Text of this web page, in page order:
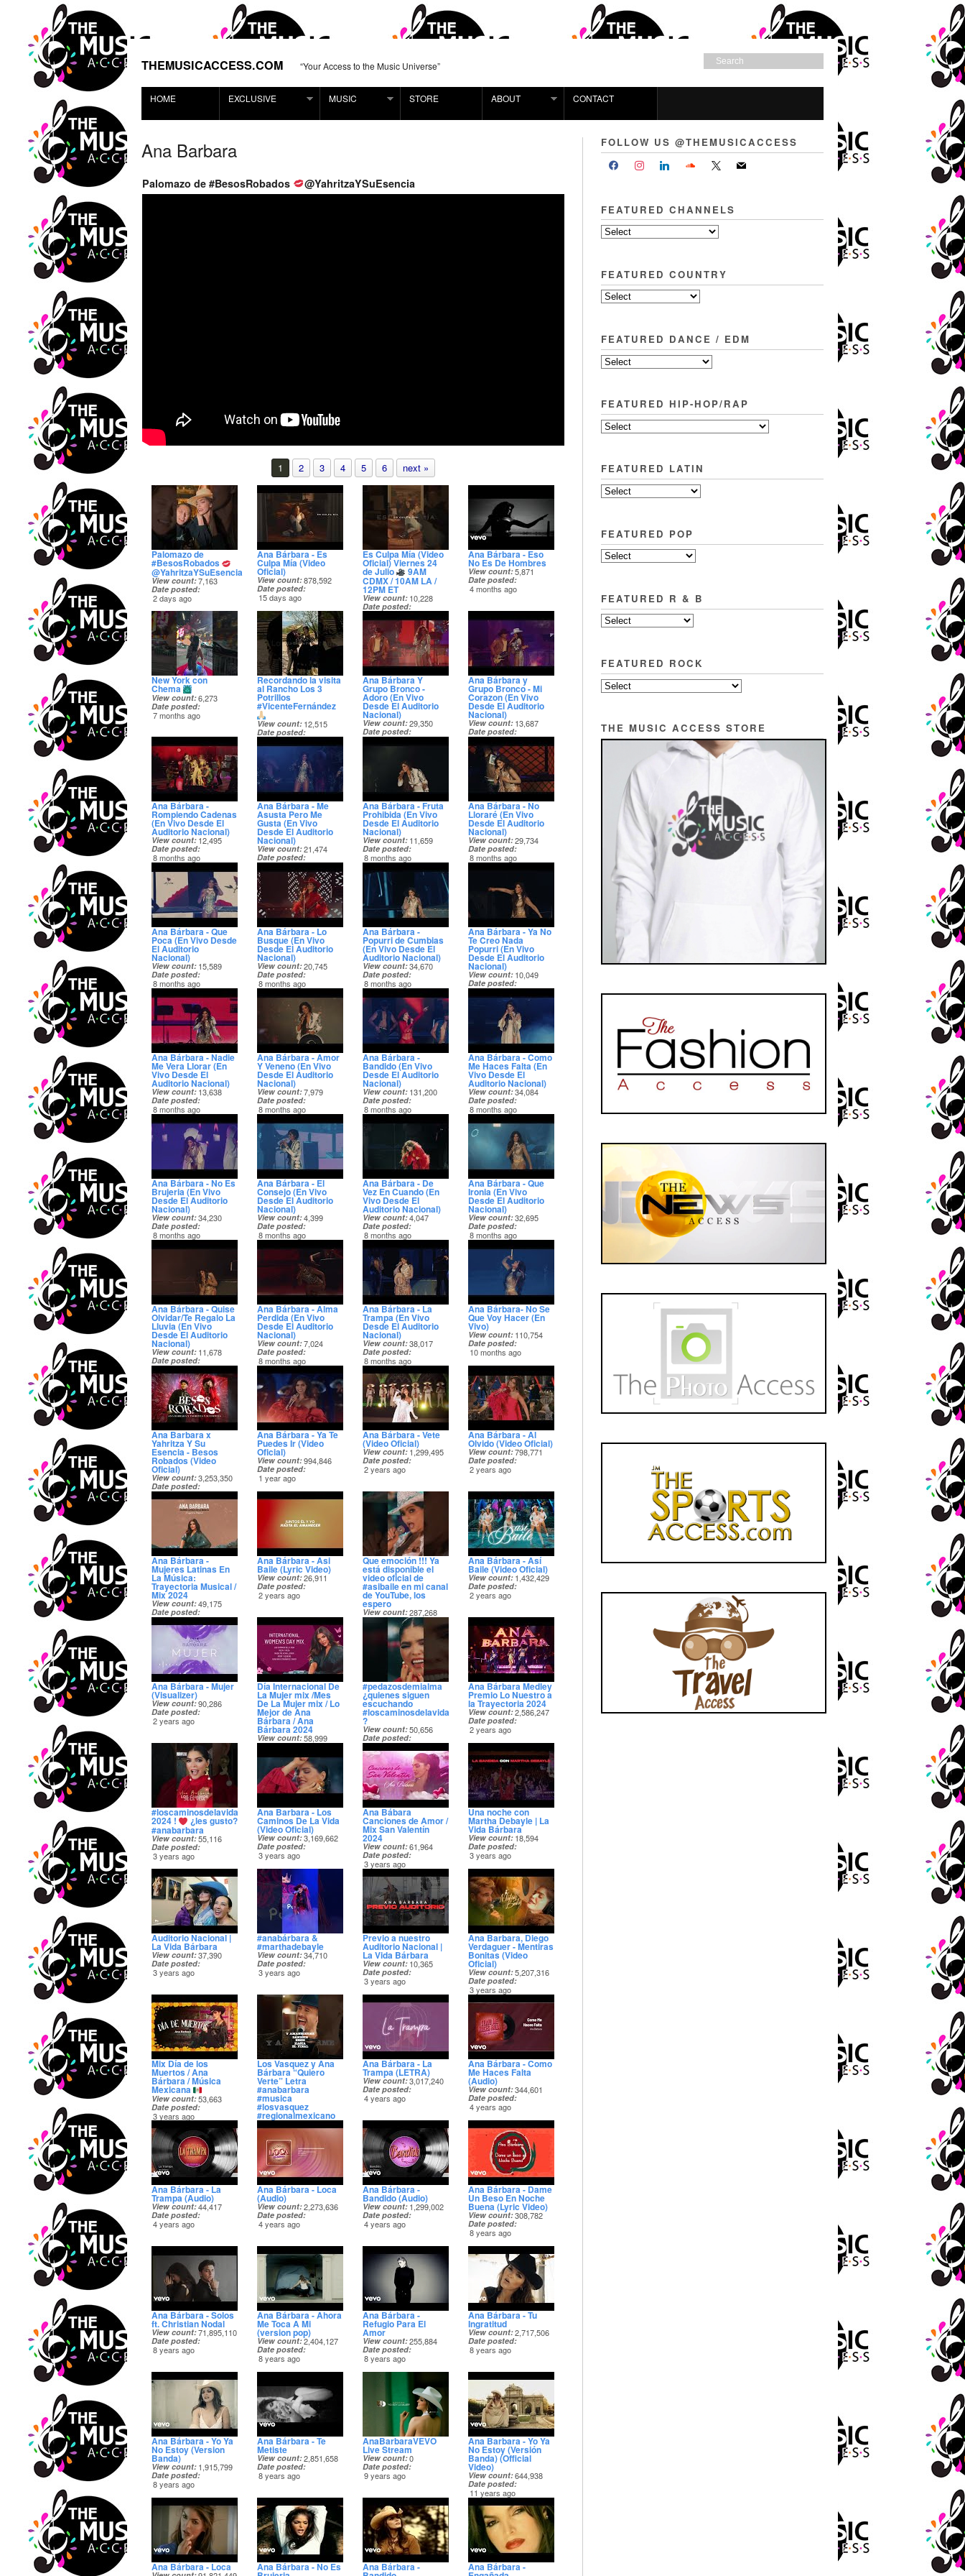
THEMUSICACCESS.COM “Your Access to the Music Universe”
HOME EXCLUSIVE MUSIC STORE ABOUT CONTACT
Ana Barbara
Palomazo de #BesosRobados @YahritzaYSuEsencia
1 2 3 4 5 6 next »
Palomazo de
#BesosRobados
@YahritzaYSuEsencia
View count 7,163
Date posted
2 days ago
Ana Bárbara - Es
Culpa Mía (Video
Oficial)
View count 878,592
Date posted
15 days ago
Es Culpa Mía (Video
Oficial) Viernes 24
de Julio 9AM
CDMX / 10AM LA /
12PM ET
View count 10,228
Date posted
17 days ago
Ana Bárbara - Eso
No Es De Hombres
View count 5,871
Date posted
4 months ago
New York con
Chema
View count 6,273
Date posted
7 months ago
Recordando la visita
al Rancho Los 3
Potrillos
#VicenteFernández
View count 12,515
Date posted
8 months ago
Ana Bárbara Y
Grupo Bronco -
Adoro (En Vivo
Desde El Auditorio
Nacional)
View count 29,350
Date posted
8 months ago
Ana Bárbara y
Grupo Bronco - Mi
Corazon (En Vivo
Desde El Auditorio
Nacional)
View count 13,687
Date posted
8 months ago
Ana Bárbara -
Rompiendo Cadenas
(En Vivo Desde El
Auditorio Nacional)
View count 12,495
Date posted
8 months ago
Ana Bárbara - Me
Asusta Pero Me
Gusta (En Vivo
Desde El Auditorio
Nacional)
View count 21,474
Date posted
8 months ago
Ana Bárbara - Fruta
Prohibida (En Vivo
Desde El Auditorio
Nacional)
View count 11,659
Date posted
8 months ago
Ana Bárbara - No
Lloraré (En Vivo
Desde El Auditorio
Nacional)
View count 29,734
Date posted
8 months ago
Ana Bárbara - Que
Poca (En Vivo Desde
El Auditorio
Nacional)
View count 15,589
Date posted
8 months ago
Ana Bárbara - Lo
Busque (En Vivo
Desde El Auditorio
Nacional)
View count 20,745
Date posted
8 months ago
Ana Bárbara -
Popurri de Cumbias
(En Vivo Desde El
Auditorio Nacional)
View count 34,670
Date posted
8 months ago
Ana Bárbara - Ya No
Te Creo Nada
Popurri (En Vivo
Desde El Auditorio
Nacional)
View count 10,049
Date posted
8 months ago
Ana Bárbara - Nadie
Me Vera Llorar (En
Vivo Desde El
Auditorio Nacional)
View count 13,638
Date posted
8 months ago
Ana Bárbara - Amor
Y Veneno (En Vivo
Desde El Auditorio
Nacional)
View count 7,979
Date posted
8 months ago
Ana Bárbara -
Bandido (En Vivo
Desde El Auditorio
Nacional)
View count 131,200
Date posted
8 months ago
Ana Bárbara - Como
Me Haces Falta (En
Vivo Desde El
Auditorio Nacional)
View count 34,084
Date posted
8 months ago
Ana Bárbara - No Es
Brujeria (En Vivo
Desde El Auditorio
Nacional)
View count 34,230
Date posted
8 months ago
Ana Bárbara - El
Consejo (En Vivo
Desde El Auditorio
Nacional)
View count 4,399
Date posted
8 months ago
Ana Bárbara - De
Vez En Cuando (En
Vivo Desde El
Auditorio Nacional)
View count 4,047
Date posted
8 months ago
Ana Bárbara - Que
Ironia (En Vivo
Desde El Auditorio
Nacional)
View count 32,695
Date posted
8 months ago
Ana Bárbara - Quise
Olvidar/Te Regalo La
Lluvia (En Vivo
Desde El Auditorio
Nacional)
View count 11,678
Date posted
8 months ago
Ana Bárbara - Alma
Perdida (En Vivo
Desde El Auditorio
Nacional)
View count 7,024
Date posted
8 months ago
Ana Bárbara - La
Trampa (En Vivo
Desde El Auditorio
Nacional)
View count 38,017
Date posted
8 months ago
Ana Bárbara- No Se
Que Voy Hacer (En
Vivo)
View count 110,754
Date posted
10 months ago
Ana Barbara x
Yahritza Y Su
Esencia - Besos
Robados (Video
Oficial)
View count 3,253,350
Date posted
1 year ago
Ana Bárbara - Ya Te
Puedes Ir (Video
Oficial)
View count 994,846
Date posted
1 year ago
Ana Bárbara - Vete
(Video Oficial)
View count 1,299,495
Date posted
2 years ago
Ana Bárbara - Al
Olvido (Video Oficial)
View count 798,771
Date posted
2 years ago
Ana Bárbara -
Mujeres Latinas En
La Música:
Trayectoria Musical /
Mix 2024
View count 49,175
Date posted
2 years ago
Ana Bárbara - Asi
Baile (Lyric Video)
View count 26,911
Date posted
2 years ago
Que emoción !!! Ya
está disponible el
video oficial de
#asibaile en mi canal
de YouTube, los
espero
View count 287,268
Date posted
2 years ago
Ana Bárbara - Así
Baile (Video Oficial)
View count 1,432,429
Date posted
2 years ago
Ana Bárbara - Mujer
(Visualizer)
View count 90,286
Date posted
2 years ago
Día Internacional De
La Mujer mix /Mes
De La Mujer mix / Lo
Mejor de Ana
Bárbara / Ana
Bárbara 2024
View count 58,999
Date posted
2 years ago
#pedazosdemialma
¿quienes siguen
escuchando
#loscaminosdelavida
?
View count 50,656
Date posted
2 years ago
Ana Bárbara Medley
Premio Lo Nuestro a
la Trayectoria 2024
View count 2,586,247
Date posted
2 years ago
#loscaminosdelavida
2024 ! ¿les gusto?
#anabarbara
View count 55,116
Date posted
3 years ago
Ana Barbara - Los
Caminos De La Vida
(Video Oficial)
View count 3,169,662
Date posted
3 years ago
Ana Bábara
Canciones de Amor /
Mix San Valentín
2024
View count 61,964
Date posted
3 years ago
Una noche con
Martha Debayle | La
Vida Bárbara
View count 18,594
Date posted
3 years ago
Auditorio Nacional |
La Vida Bárbara
View count 37,390
Date posted
3 years ago
#anabárbara &
#marthadebayle
View count 34,710
Date posted
3 years ago
Previo a nuestro
Auditorio Nacional |
La Vida Bárbara
View count 10,365
Date posted
3 years ago
Ana Barbara, Diego
Verdaguer - Mentiras
Bonitas (Video
Oficial)
View count 5,207,316
Date posted
3 years ago
Mix Día de los
Muertos / Ana
Bárbara / Música
Mexicana
View count 53,663
Date posted
3 years ago
Los Vasquez y Ana
Bárbara “Quiero
Verte” Letra
#anabarbara
#musica
#losvasquez
#regionalmexicano
View count 32,719
Date posted
3 years ago
Ana Bárbara - La
Trampa (LETRA)
View count 3,017,240
Date posted
4 years ago
Ana Bárbara - Como
Me Haces Falta
(Audio)
View count 344,601
Date posted
4 years ago
Ana Bárbara - La
Trampa (Audio)
View count 44,417
Date posted
4 years ago
Ana Bárbara - Loca
(Audio)
View count 2,273,636
Date posted
4 years ago
Ana Bárbara -
Bandido (Audio)
View count 1,299,002
Date posted
4 years ago
Ana Bárbara - Dame
Un Beso En Noche
Buena (Lyric Video)
View count 308,782
Date posted
8 years ago
Ana Bárbara - Solos
ft. Christian Nodal
View count 71,895,110
Date posted
8 years ago
Ana Bárbara - Ahora
Me Toca A Mi
(version pop)
View count 2,404,127
Date posted
8 years ago
Ana Bárbara -
Refugio Para El
Amor
View count 255,884
Date posted
8 years ago
Ana Bárbara - Tu
Ingratitud
View count 2,717,506
Date posted
8 years ago
Ana Bárbara - Yo Ya
No Estoy (Version
Banda)
View count 1,915,799
Date posted
8 years ago
Ana Bárbara - Te
Metiste
View count 2,851,658
Date posted
8 years ago
AnaBarbaraVEVO
Live Stream
View count 0
Date posted
9 years ago
Ana Barbara - Yo Ya
No Estoy (Versión
Banda) (Official
Video)
View count 644,938
Date posted
11 years ago
Ana Bárbara - Loca Ana Bárbara - No Es Ana Bárbara - Ana Bárbara -
FOLLOW US @THEMUSICACCESS
FEATURED CHANNELS
FEATURED COUNTRY
FEATURED DANCE / EDM
FEATURED HIP-HOP/RAP
FEATURED LATIN
FEATURED POP
FEATURED R & B
FEATURED ROCK
THE MUSIC ACCESS STORE